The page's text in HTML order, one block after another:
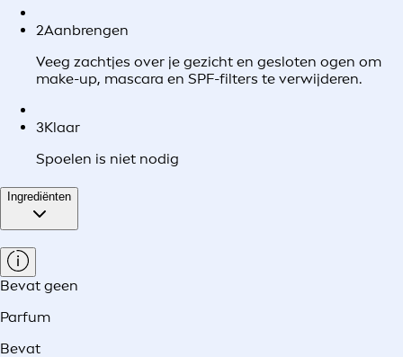
2Aanbrengen
Veeg zachtjes over je gezicht en gesloten ogen om
make-up, mascara en SPF-filters te verwijderen.
3Klaar
Spoelen is niet nodig
Ingrediënten
Bevat geen
Parfum
Bevat